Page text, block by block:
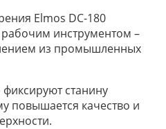
Elmos DC-180
инструментом –
из промышленных
станину
повышается качество и